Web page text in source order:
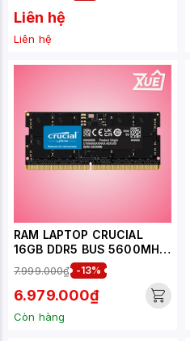
Liên hệ
Liên hệ
RAM LAPTOP CRUCIAL
16GB DDR5 BUS 5600MHZ
(CT16G56C46S5)
7.999.000₫ -13%
6.979.000₫
Còn hàng